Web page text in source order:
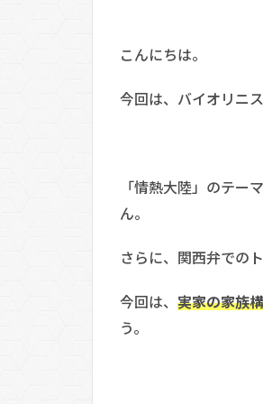
こんにちは。
今回は、バイオリニ
「情熱大陸」のテー
ん。
さらに、関西弁での
今回は、 実家の家族
う。